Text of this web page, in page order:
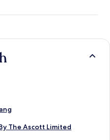
The Ascott Limited